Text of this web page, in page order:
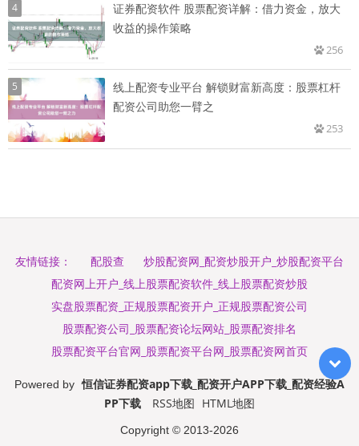
4
证券配资软件 股票配资详解：借力资金，放大
收益的操作策略
256
5
线上配资专业平台 解锁财富新高度：股票杠杆
配资公司助您一臂之
253
友情链接： 配股查
炒股配资网_配资炒股开户_炒股配资平台
配资网上开户_线上股票配资软件_线上股票配资炒股
实盘股票配资_正规股票配资开户_正规股票配资公司
股票配资公司_股票配资论坛网站_股票配资排名
股票配资平台官网_股票配资平台网_股票配资网首页
Powered by 恒信证券配资app下载_配资开户APP下载_配资经验A
PP下载
RSS地图 HTML地图
Copyright © 2013-2026